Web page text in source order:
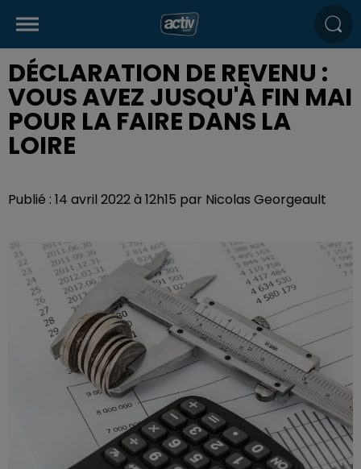
DÉCLARATION DE REVENU :
VOUS AVEZ JUSQU'À FIN MAI
POUR LA FAIRE DANS LA
LOIRE
Publié : 14 avril 2022 à 12h15 par Nicolas Georgeault